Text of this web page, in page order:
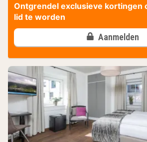
Ontgrendel exclusieve kortingen
lid te worden
Aanmelden